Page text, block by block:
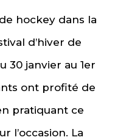
hockey dans la
d’hiver de
30 janvier au 1er
ont profité de
pratiquant ce
l’occasion. La